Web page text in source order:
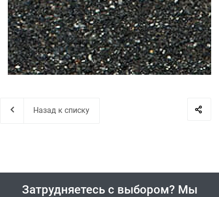
Назад к списку
Затрудняетесь с выбором? Мы